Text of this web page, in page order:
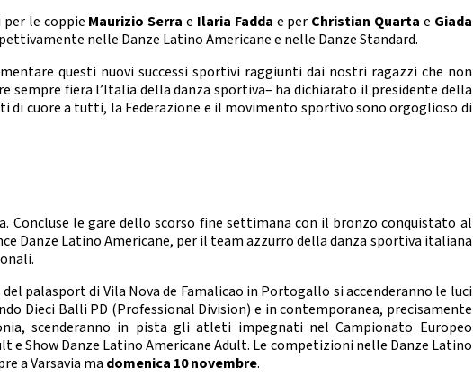
per le coppie Maurizio Serra e Ilaria Fadda e per Christian Quarta e Giada
nelle Danze Latino Americane e nelle Danze Standard.
questi nuovi successi sportivi raggiunti dai nostri ragazzi che non
sempre fiera l’Italia della danza sportiva– ha dichiarato il presidente della
di cuore a tutti, la Federazione e il movimento sportivo sono orgoglioso di
Concluse le gare dello scorso fine settimana con il bronzo conquistato al
Danze Latino Americane, per il team azzurro della danza sportiva italiana
palasport di Vila Nova de Famalicao in Portogallo si accenderanno le luci
Dieci Balli PD (Professional Division) e in contemporanea, precisamente
scenderanno in pista gli atleti impegnati nel Campionato Europeo
e Show Danze Latino Americane Adult. Le competizioni nelle Danze Latino
a Varsavia ma domenica 10novembre.